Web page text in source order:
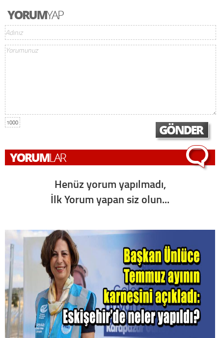
1000
Henüz yorum yapılmadı,
İlk Yorum yapan siz olun...